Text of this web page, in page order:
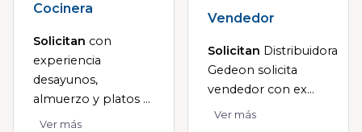
Cocinera
Solicitan con
experiencia
desayunos,
almuerzo y platos ...
Ver más
Vendedor
Solicitan Distribuidora
Gedeon solicita
vendedor con ex...
Ver más